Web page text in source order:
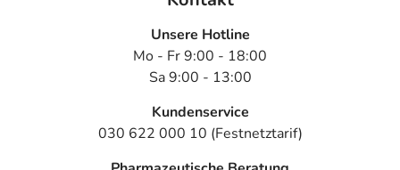
- Wassereinlagerungen
- allgemeine Schwäche
Unsere Hotline
Mo - Fr 9:00 - 18:00
Sa 9:00 - 13:00
Kundenservice
030 622 000 10 (Festnetztarif)